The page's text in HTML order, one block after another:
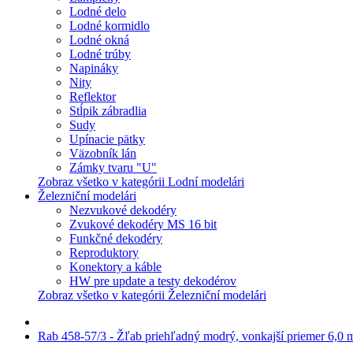
Lodné delo
Lodné kormidlo
Lodné okná
Lodné trúby
Napináky
Nity
Reflektor
Stĺpik zábradlia
Sudy
Upínacie pätky
Väzobník lán
Zámky tvaru "U"
Zobraz všetko v kategórii Lodní modelári
Železniční modelári
Nezvukové dekodéry
Zvukové dekodéry MS 16 bit
Funkčné dekodéry
Reproduktory
Konektory a káble
HW pre update a testy dekodérov
Zobraz všetko v kategórii Železniční modelári
Rab 458-57/3 - Žľab priehľadný modrý, vonkajší priemer 6,0